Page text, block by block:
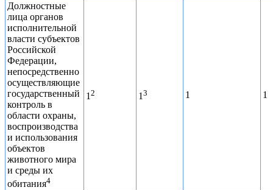
Должностные
лица органов
исполнительной
власти субъектов
Российской
Федерации,
непосредственно
осуществляющие
государственный
контроль в
области охраны,
воспроизводства
и использования
объектов
животного мира
и среды их
обитания4
12 13 1 1